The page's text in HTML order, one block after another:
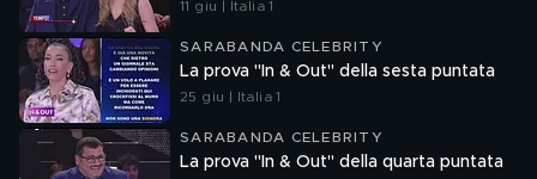
11 giu | Italia 1
SARABANDA CELEBRITY
La prova "In & Out" della sesta puntata
25 giu | Italia 1
SARABANDA CELEBRITY
La prova "In & Out" della quarta puntata